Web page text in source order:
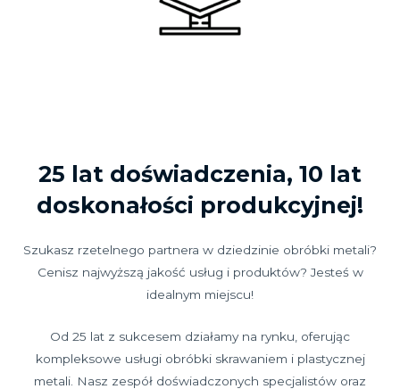
25 lat doświadczenia, 10 lat
doskonałości produkcyjnej!
Szukasz rzetelnego partnera w dziedzinie obróbki metali?
Cenisz najwyższą jakość usług i produktów? Jesteś w
idealnym miejscu!
Od 25 lat z sukcesem działamy na rynku, oferując
kompleksowe usługi obróbki skrawaniem i plastycznej
metali. Nasz zespół doświadczonych specjalistów oraz